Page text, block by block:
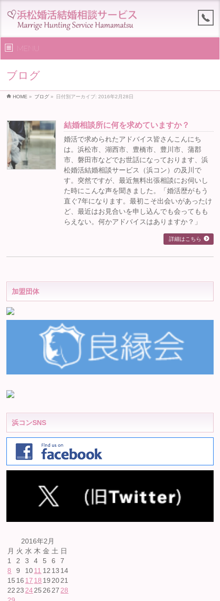
MENU
ブログ
HOME » ブログ » 日付別アーカイブ: 2016年2月28日
結婚相談所に何を求めていますか？
婚活で求められたアドバイス皆さんこんにち
は。浜松市、湖西市、豊橋市、豊川市、蒲郡
市、磐田市などでお世話になっております、浜
松婚活結婚相談サービス（浜コン）の及川で
す。突然ですが、最近無料出張相談にお伺いし
た時にこんな声を聞きました。「婚活歴がもう
直ぐ7年になります。最初こそ出会いがあったけ
ど、最近はお見合いを申し込んでも会ってもも
らえない。何かアドバイスはありますか？」
詳細はこちら
加盟団体
浜コンSNS
2016年2月
月 火 水 木 金 土 日
1
2 3 4 5 6
7
8
9 1011 12 13 14
15 16 17 18 19 2021
22 23 2425 26 27 28